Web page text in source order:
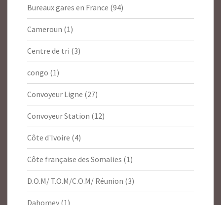
Bureaux gares en France (94)
Cameroun (1)
Centre de tri (3)
congo (1)
Convoyeur Ligne (27)
Convoyeur Station (12)
Côte d'Ivoire (4)
Côte française des Somalies (1)
D.O.M/ T.O.M/C.O.M/ Réunion (3)
Dahomey (1)